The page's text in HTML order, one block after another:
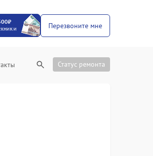
Перезвоните мне
Статус ремонта